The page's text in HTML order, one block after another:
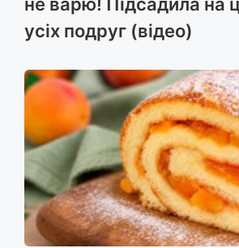
усіх подруг (відео)